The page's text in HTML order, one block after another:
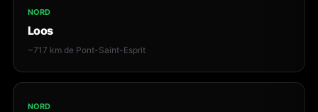
NORD
Loos
~717 km de Pont-Saint-Esprit
NORD